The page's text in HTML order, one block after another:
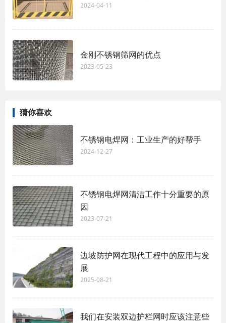
2024-04-11
金刚不锈钢筛网的优点
2023-05-23
猜你喜欢
不锈钢电焊网：工业生产的好帮手
2024-12-27
不锈钢电焊网清洁工作十分重要的原
因
2023-07-21
边坡防护网在现代工程中的应用与发
展
2025-08-21
我们在安装双边护栏网时应该注意些